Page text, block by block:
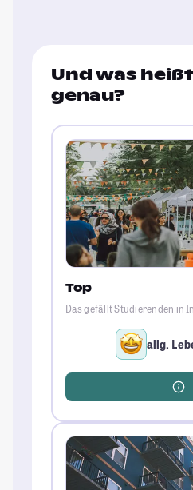
Und was
genau?
Top
Das gefällt Studierenden in
allg.